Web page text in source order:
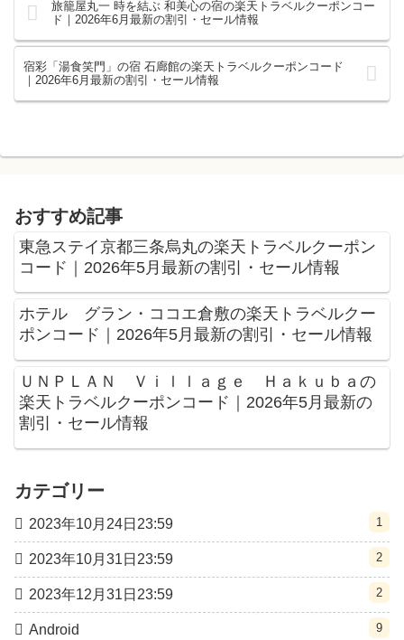
旅籠屋丸一 時を結ぶ 和美心の宿の楽天トラベルクーポンコー
ド｜2026年6月最新の割引・セール情報
宿彩「湯食笑門」の宿 石廊館の楽天トラベルクーポンコード
｜2026年6月最新の割引・セール情報
おすすめ記事
東急ステイ京都三条烏丸の楽天トラベルクーポン
コード｜2026年5月最新の割引・セール情報
ホテル グラン・ココエ倉敷の楽天トラベルクー
ポンコード｜2026年5月最新の割引・セール情報
ＵＮＰＬＡＮ Ｖｉｌｌａｇｅ Ｈａｋｕｂａの
楽天トラベルクーポンコード｜2026年5月最新の
割引・セール情報
カテゴリー
2023年10月24日23:59 1
2023年10月31日23:59 2
2023年12月31日23:59 2
Android 9